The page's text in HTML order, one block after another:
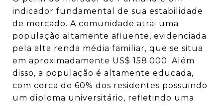
indicador fundamental de sua estabilidade
de mercado. A comunidade atrai uma
população altamente afluente, evidenciada
pela alta renda média familiar, que se situa
em aproximadamente US$ 158.000. Além
disso, a população é altamente educada,
com cerca de 60% dos residentes possuindo
um diploma universitário, refletindo uma